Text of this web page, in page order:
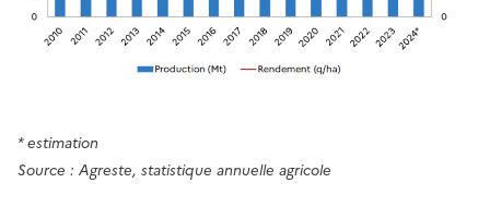
* estimation
Source : Agreste, statistique annuelle agricole